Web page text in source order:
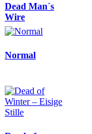
Dead Man´s
Wire
Normal